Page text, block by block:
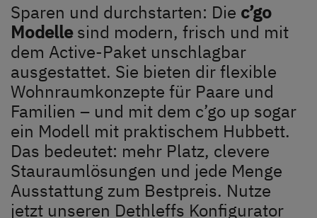
Dethleffs Versprechen
Reiselust
Unternehmen
Händlersuche
Sparen und durchstarten: Die c’go
Modellesind modern, frisch und mit
dem Active-Paket unschlagbar
ausgestattet. Sie bieten dir flexible
Wohnraumkonzepte für Paare und
Familien – und mit dem c’go up sogar
ein Modell mit praktischem Hubbett.
Das bedeutet: mehr Platz, clevere
Stauraumlösungen und jede Menge
Ausstattung zum Bestpreis. Nutze
jetzt unseren Dethleffs Konfigurator